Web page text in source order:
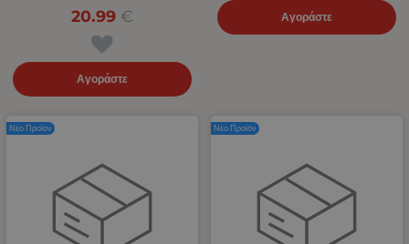
20.99 €
Αγοράστε
Αγοράστε
Νέο Προϊόν Νέο Προϊόν